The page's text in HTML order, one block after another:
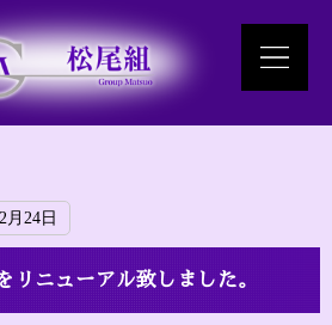
月24日
リニューアル致しました。